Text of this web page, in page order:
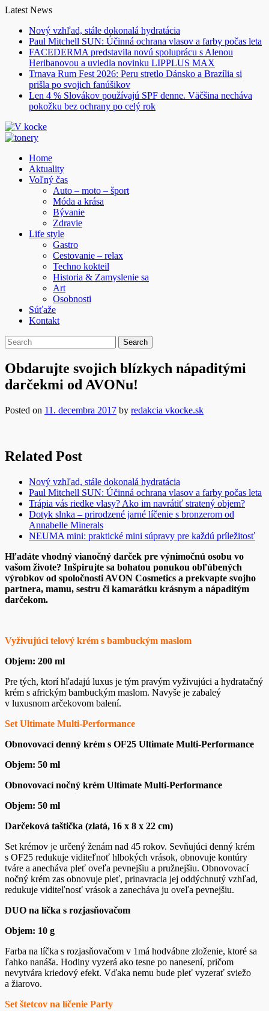
Skip
content
Latest News
Nový vzhľad, stále dokonalá hydratácia
Paul Mitchell SUN: Účinná ochrana vlasov a farby počas leta
FACEDERMA predstavila novú spoluprácu s Alenou
Heribanovou a uviedla novinku LIPPLUS MAX
Trnava Rum Fest 2026: Peru stretlo Dánsko a Brazília si
prišla po svojich fanúšikov
Len 4 % Slovákov používajú SPF denne. Väčšina necháva
pokožku bez ochrany po celý rok
Home
Aktuality
Voľný čas
Auto – moto – šport
Móda a krása
Bývanie
Zdravie
Life style
Gastro
Cestovanie – relax
Techno kokteil
Historia & Zamyslenie sa
Art
Osobnosti
Súťaže
Kontakt
Obdarujte svojich blízkych nápaditými
darčekmi od AVONu!
Posted on 11. decembra 2017 by redakcia vkocke.sk
Related Post
Nový vzhľad, stále dokonalá hydratácia
Paul Mitchell SUN: Účinná ochrana vlasov a farby počas leta
Trápia vás riedke vlasy? Ako im navrátiť stratený objem?
Dotyk slnka – prirodzené jarné líčenie s bronzerom od
Annabelle Minerals
NEUMA mini: praktické mini súpravy pre každú príležitosť
Hľadáte vhodný vianočný darček pre výnimočnú osobu vo
vašom živote? Inšpirujte sa bohatou ponukou obľúbených
výrobkov od spoločnosti AVON Cosmetics a prekvapte svojho
partnera, mamu, sestru či kamarátku krásnym a nápaditým
darčekom.
Vyživujúci telový krém s bambuckým maslom
Objem: 200 ml
Pre tých, ktorí hľadajú luxus je tým pravým vyživujúci a hydratačný
krém s africkým bambuckým maslom. Navyše je zabaleý
v luxusnom arčekovom balení.
Set Ultimate Multi-Performance
Obnovovací denný krém s OF25 Ultimate Multi-Performance
Objem: 50 ml
Obnovovací nočný krém Ultimate Multi-Performance
Objem: 50 ml
Darčeková taštička (zlatá, 16 x 8 x 22 cm)
Set krémov je určený ženám nad 45 rokov. Sevňujúci denný krém
s OF25 redukuje viditeľnoť hlbokých vrások, obnovuje kontúry
tváre a anecháva pleť oveľa pevnejšiu a pružnejšiu. Obnovovací
nočný krém zas obnovuje pleť, prinavracia jej oddýchnutý vzhľad,
redukuje viditeľnosť vrások a zanecháva ju oveľa pevnejšiu.
DUO na líčka s rozjasňovačom
Objem: 10 g
Farba na líčka s rozjasňovačom v 1má hodvábne zloženie, ktoré sa
ľahko nanáša. Hodiny vyzerá ako tesne po nanesení, pričom
nevytvára kriedový efekt. Vďaka nemu bude pleť vyzerať sviežo
a žiarovo.
Set štetcov na líčenie Party